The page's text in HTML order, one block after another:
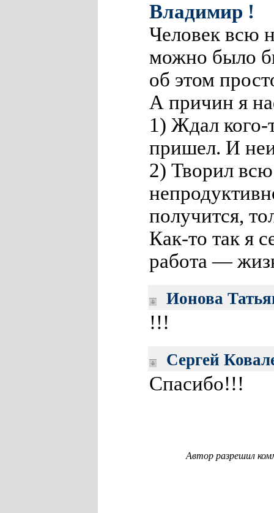
Владимир !
Человек всю
можно было
об этом
А причин я
1) Ждал кого-
пришел. И
2) Творил
получится,
Как-то так я
работа —
Ионова
!!!
Сергей
Спасибо!!!
Автор разрешил